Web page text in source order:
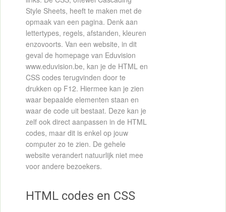
Style Sheets, heeft te maken met de
opmaak van een pagina. Denk aan
lettertypes, regels, afstanden, kleuren
enzovoorts. Van een website, in dit
geval de homepage van Eduvision
www.eduvision.be, kan je de HTML en
CSS codes terugvinden door te
drukken op F12. Hiermee kan je zien
waar bepaalde elementen staan en
waar de code uit bestaat. Deze kan je
zelf ook direct aanpassen in de HTML
codes, maar dit is enkel op jouw
computer zo te zien. De gehele
website verandert natuurlijk niet mee
voor andere bezoekers.
HTML codes en CSS